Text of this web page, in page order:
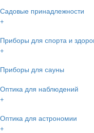
Садовые принадлежности
+
Приборы для спорта и
+
Приборы для сауны
Оптика для наблюдений
+
Оптика для астрономии
+